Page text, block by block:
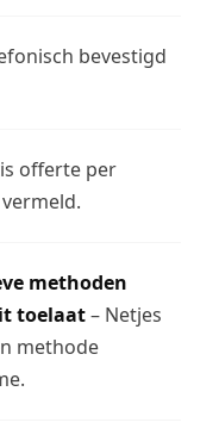
bevestigd
offerte per
methoden
toelaat– Netjes
methode